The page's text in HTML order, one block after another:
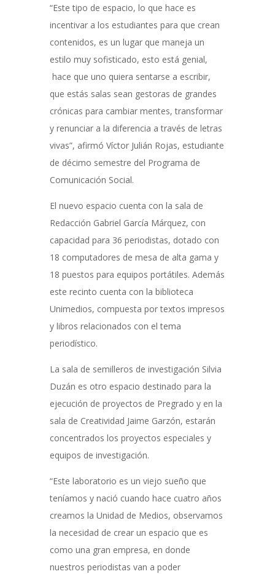
“Este tipo de espacio, lo que hace es
incentivar a los estudiantes para que crean
contenidos, es un lugar que maneja un
estilo muy sofisticado, esto está genial,
hace que uno quiera sentarse a escribir,
que estás salas sean gestoras de grandes
crónicas para cambiar mentes, transformar
y renunciar a la diferencia a través de letras
vivas”, afirmó Víctor Julián Rojas, estudiante
de décimo semestre del Programa de
Comunicación Social.
El nuevo espacio cuenta con la sala de
Redacción Gabriel García Márquez, con
capacidad para 36 periodistas, dotado con
18 computadores de mesa de alta gama y
18 puestos para equipos portátiles. Además
este recinto cuenta con la biblioteca
Unimedios, compuesta por textos impresos
y libros relacionados con el tema
periodístico.
La sala de semilleros de investigación Silvia
Duzán es otro espacio destinado para la
ejecución de proyectos de Pregrado y en la
sala de Creatividad Jaime Garzón, estarán
concentrados los proyectos especiales y
equipos de investigación.
“Este laboratorio es un viejo sueño que
teníamos y nació cuando hace cuatro años
creamos la Unidad de Medios, observamos
la necesidad de crear un espacio que es
como una gran empresa, en donde
nuestros periodistas van a poder